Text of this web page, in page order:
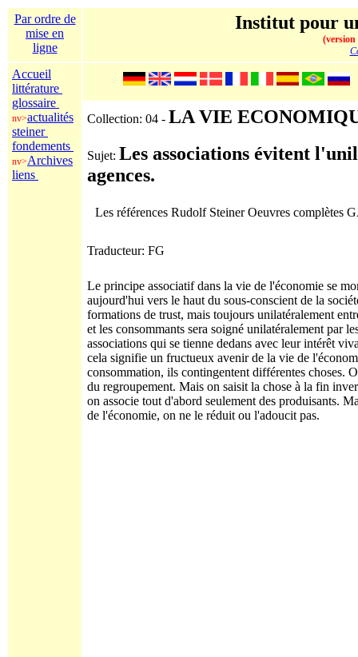
Par ordre de
mise en
ligne
Institut pour
(version
Accueil
littérature
glossaire
nv>actualités
steiner
fondements
nv>Archives
liens
Collection: 04 - LA VIE
Sujet: Les associations évitent
agences.
Les références Rudolf Steiner Oeuvres complètes
Traducteur: FG
Le principe associatif dans la vie de l'économie se
aujourd'hui vers le haut du sous-conscient de la
formations de trust, mais toujours unilatéralement
et les consommants sera soigné unilatéralement par
associations qui se tienne dedans avec leur intérêt
cela signifie un fructueux avenir de la vie de
consommation, ils contingentent différentes choses.
du regroupement. Mais on saisit la chose à la fin
on associe tout d'abord seulement des produisants.
de l'économie, on ne le réduit ou l'adoucit pas.